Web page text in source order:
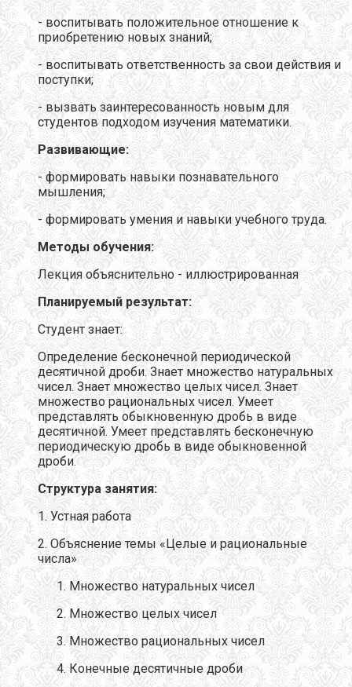
- воспитывать положительное отношение к
приобретению новых знаний;
- воспитывать ответственность за свои действия и
поступки;
- вызвать заинтересованность новым для
студентов подходом изучения математики.
Развивающие:
- формировать навыки познавательного
мышления;
- формировать умения и навыки учебного труда.
Методы обучения:
Лекция объяснительно - иллюстрированная
Планируемый результат:
Студент знает:
Определение бесконечной периодической
десятичной дроби. Знает множество натуральных
чисел. Знает множество целых чисел. Знает
множество рациональных чисел. Умеет
представлять обыкновенную дробь в виде
десятичной. Умеет представлять бесконечную
периодическую дробь в виде обыкновенной
дроби.
Структура занятия:
1. Устная работа
2. Объяснение темы «Целые и рациональные
числа»
Множество натуральных чисел
Множество целых чисел
Множество рациональных чисел
Конечные десятичные дроби